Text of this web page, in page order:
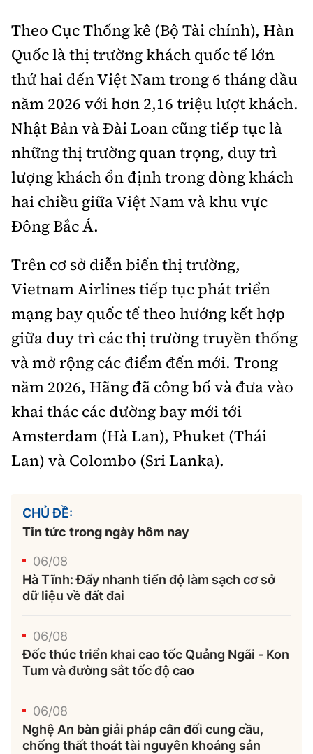
Theo Cục Thống kê (Bộ Tài chính), Hàn
Quốc là thị trường khách quốc tế lớn
thứ hai đến Việt Nam trong 6 tháng đầu
năm 2026 với hơn 2,16 triệu lượt khách.
Nhật Bản và Đài Loan cũng tiếp tục là
những thị trường quan trọng, duy trì
lượng khách ổn định trong dòng khách
hai chiều giữa Việt Nam và khu vực
Đông Bắc Á.
Trên cơ sở diễn biến thị trường,
Vietnam Airlines tiếp tục phát triển
mạng bay quốc tế theo hướng kết hợp
giữa duy trì các thị trường truyền thống
và mở rộng các điểm đến mới. Trong
năm 2026, Hãng đã công bố và đưa vào
khai thác các đường bay mới tới
Amsterdam (Hà Lan), Phuket (Thái
Lan) và Colombo (Sri Lanka).
CHỦ ĐỀ:
Tin tức trong ngày hôm nay
06/08
Hà Tĩnh: Đẩy nhanh tiến độ làm sạch cơ sở
dữ liệu về đất đai
06/08
Đốc thúc triển khai cao tốc Quảng Ngãi - Kon
Tum và đường sắt tốc độ cao
06/08
Nghệ An bàn giải pháp cân đối cung cầu,
chống thất thoát tài nguyên khoáng sản